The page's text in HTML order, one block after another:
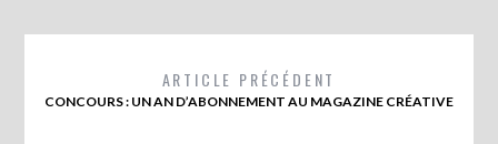
ARTICLE PRÉCÉDENT
CONCOURS : UN AN D’ABONNEMENT AU MAGAZINE CRÉATIVE